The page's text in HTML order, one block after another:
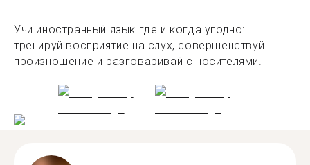
Учи иностранный язык где и когда угодно:
тренируй восприятие на слух, совершенствуй
произношение и разговаривай с носителями.